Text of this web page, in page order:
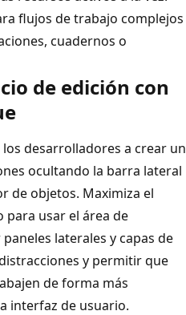
flujos de trabajo complejos
cuadernos o
de edición con
desarrolladores a crear un
ocultando la barra lateral
de objetos. Maximiza el
para usar el área de
laterales y capas de
y permitir que
de forma más
interfaz de usuario.